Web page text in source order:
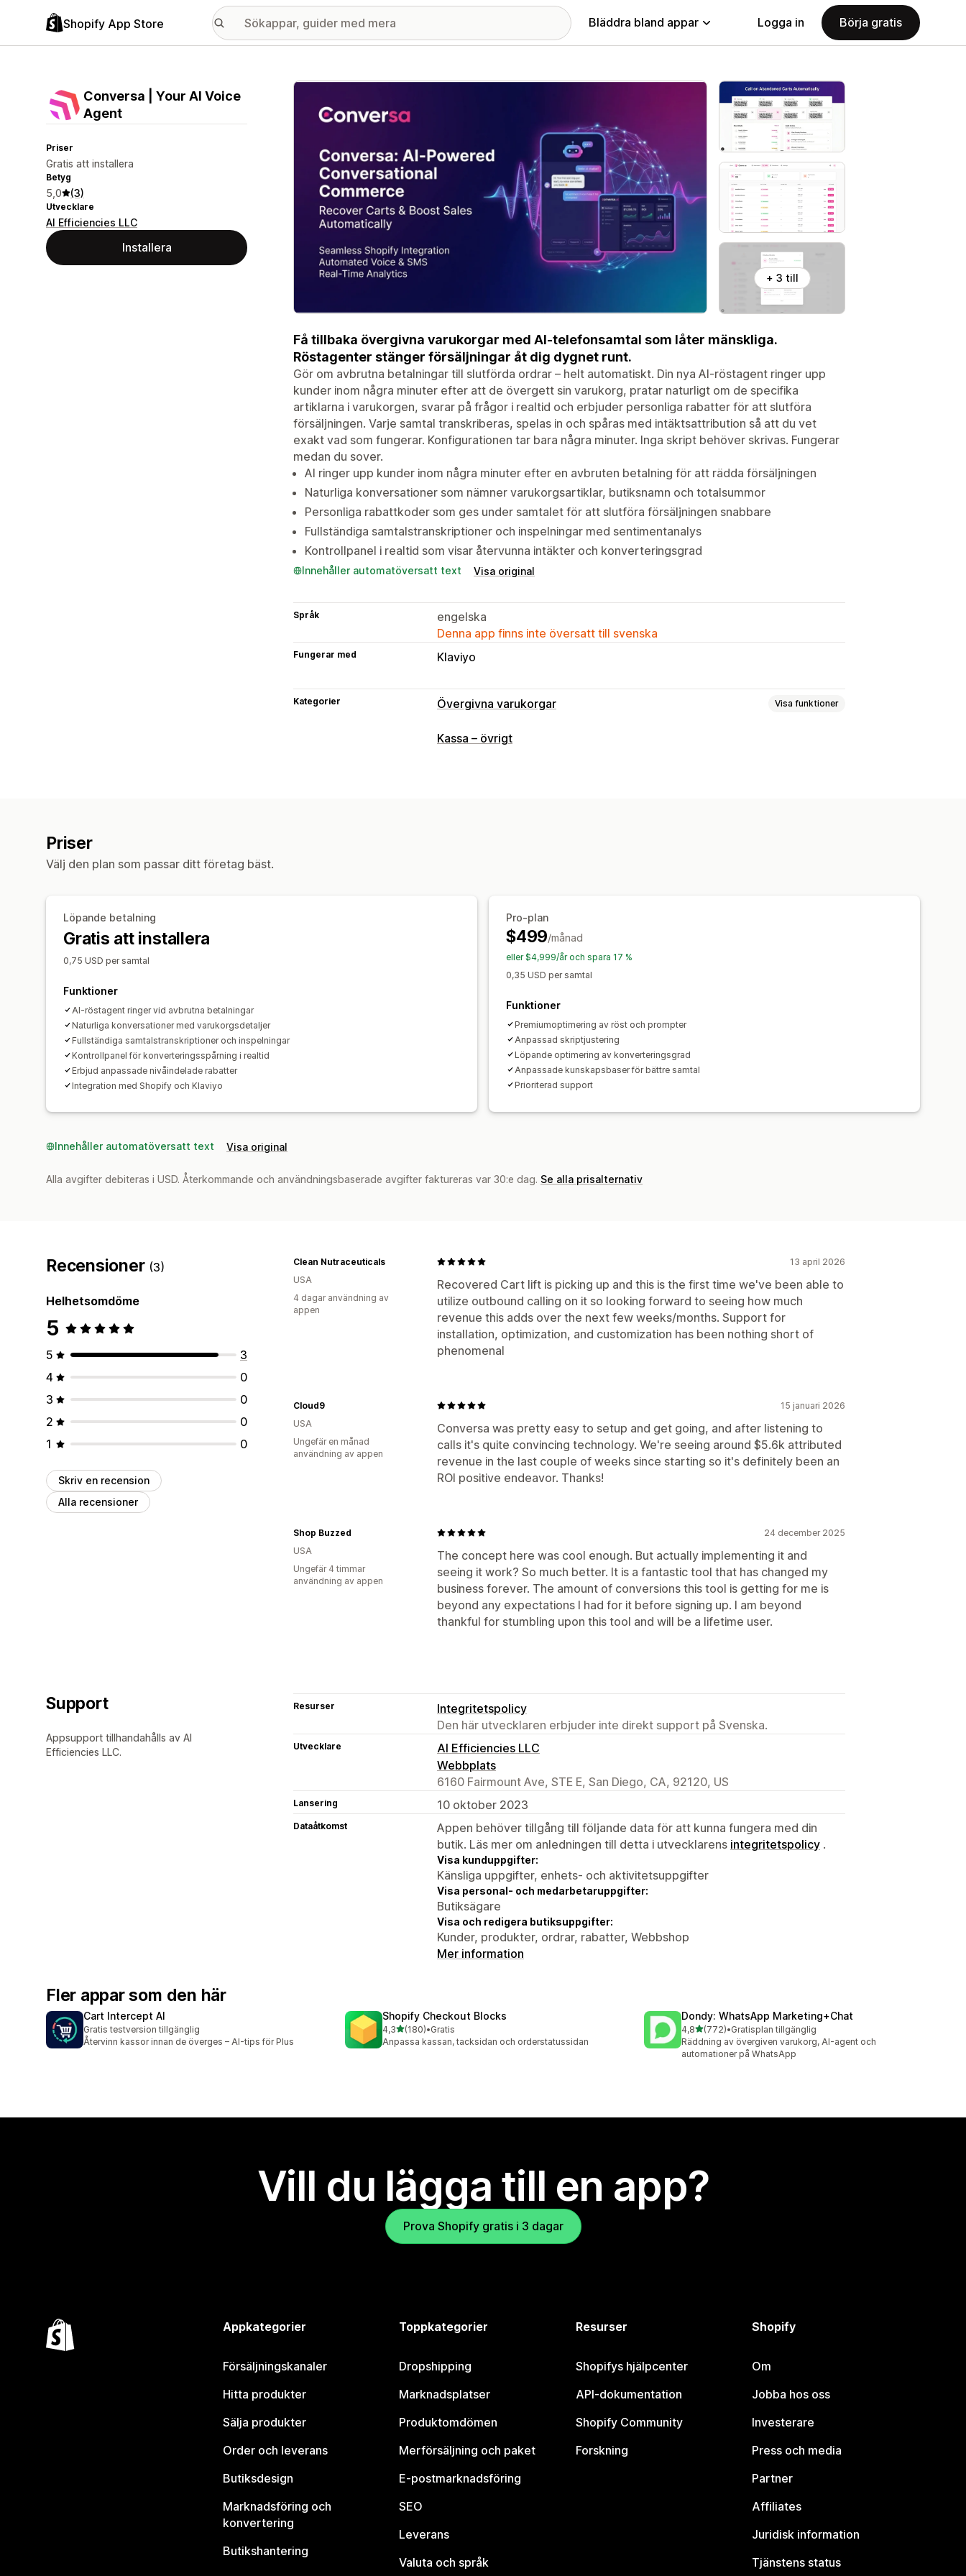
Shopify App Store Bläddra bland appar Logga in Börja gratis
Conversa | Your AI Voice
Agent
Priser
Gratis att installera
Betyg
5,0 (3)
Utvecklare
AI Efficiencies LLC
Installera
Galleri med utvalda bilder
+ 3 till
Få tillbaka övergivna varukorgar med AI-telefonsamtal som låter mänskliga.
Röstagenter stänger försäljningar åt dig dygnet runt.
Gör om avbrutna betalningar till slutförda ordrar – helt automatiskt. Din nya AI-röstagent ringer upp
kunder inom några minuter efter att de övergett sin varukorg, pratar naturligt om de specifika
artiklarna i varukorgen, svarar på frågor i realtid och erbjuder personliga rabatter för att slutföra
försäljningen. Varje samtal transkriberas, spelas in och spåras med intäktsattribution så att du vet
exakt vad som fungerar. Konfigurationen tar bara några minuter. Inga skript behöver skrivas. Fungerar
medan du sover.
AI ringer upp kunder inom några minuter efter en avbruten betalning för att rädda försäljningen
Naturliga konversationer som nämner varukorgsartiklar, butiksnamn och totalsummor
Personliga rabattkoder som ges under samtalet för att slutföra försäljningen snabbare
Fullständiga samtalstranskriptioner och inspelningar med sentimentanalys
Kontrollpanel i realtid som visar återvunna intäkter och konverteringsgrad
Innehåller automatöversatt text Visa original
Språk
engelska
Denna app finns inte översatt till svenska
Fungerar med Klaviyo
Kategorier Övergivna varukorgar Visa funktioner
Återställning av varukorg
Kassa – övrigt
Priser
Välj den plan som passar ditt företag bäst.
Löpande betalning
Gratis att installera
0,75 USD per samtal
Funktioner
AI-röstagent ringer vid avbrutna betalningar
Naturliga konversationer med varukorgsdetaljer
Fullständiga samtalstranskriptioner och inspelningar
Kontrollpanel för konverteringsspårning i realtid
Erbjud anpassade nivåindelade rabatter
Integration med Shopify och Klaviyo
Pro-plan
$499/månad
eller $4,999/år och spara 17 %
0,35 USD per samtal
Funktioner
Premiumoptimering av röst och prompter
Anpassad skriptjustering
Löpande optimering av konverteringsgrad
Anpassade kunskapsbaser för bättre samtal
Prioriterad support
Innehåller automatöversatt text Visa original
Alla avgifter debiteras i USD. Återkommande och användningsbaserade avgifter faktureras var 30:e dag. Se alla prisalternativ
Recensioner (3)
Helhetsomdöme
5
5
3
4
0
3
0
2
0
1
0
Skriv en recension
Alla recensioner
13 april 2026
Recovered Cart lift is picking up and this is the first time we've been able to
utilize outbound calling on it so looking forward to seeing how much
revenue this adds over the next few weeks/months. Support for
installation, optimization, and customization has been nothing short of
phenomenal
Clean Nutraceuticals
USA
4 dagar användning av
appen
15 januari 2026
Conversa was pretty easy to setup and get going, and after listening to
calls it's quite convincing technology. We're seeing around $5.6k attributed
revenue in the last couple of weeks since starting so it's definitely been an
ROI positive endeavor. Thanks!
Cloud9
USA
Ungefär en månad
användning av appen
24 december 2025
The concept here was cool enough. But actually implementing it and
seeing it work? So much better. It is a fantastic tool that has changed my
business forever. The amount of conversions this tool is getting for me is
beyond any expectations I had for it before signing up. I am beyond
thankful for stumbling upon this tool and will be a lifetime user.
Shop Buzzed
USA
Ungefär 4 timmar
användning av appen
Support
Appsupport tillhandahålls av AI
Efficiencies LLC.
Resurser
Integritetspolicy
Den här utvecklaren erbjuder inte direkt support på Svenska.
Utvecklare
AI Efficiencies LLC
Webbplats
6160 Fairmount Ave, STE E, San Diego, CA, 92120, US
Lansering 10 oktober 2023
Dataåtkomst
Appen behöver tillgång till följande data för att kunna fungera med din
butik. Läs mer om anledningen till detta i utvecklarens integritetspolicy .
Visa kunduppgifter:
Känsliga uppgifter, enhets- och aktivitetsuppgifter
Visa personal- och medarbetaruppgifter:
Butiksägare
Visa och redigera butiksuppgifter:
Kunder, produkter, ordrar, rabatter, Webbshop
Mer information
Fler appar som den här
Cart Intercept AI
Gratis testversion tillgänglig
Återvinn kassor innan de överges – AI-tips för Plus
Shopify Checkout Blocks
4,3av 5 stjärnor
(180)
180 recensioner totalt
•Gratis
Anpassa kassan, tacksidan och orderstatussidan
Dondy: WhatsApp Marketing+Chat
4,8av 5 stjärnor
(772)
772 recensioner totalt
•Gratisplan tillgänglig
Räddning av övergiven varukorg, AI-agent och
automationer på WhatsApp
Vill du lägga till en app?
Prova Shopify gratis i 3 dagar
Appkategorier
Försäljningskanaler
Hitta produkter
Sälja produkter
Order och leverans
Butiksdesign
Marknadsföring och
konvertering
Butikshantering
Toppkategorier
Dropshipping
Marknadsplatser
Produktomdömen
Merförsäljning och paket
E-postmarknadsföring
SEO
Leverans
Valuta och språk
Resurser
Shopifys hjälpcenter
API-dokumentation
Shopify Community
Forskning
Shopify
Om
Jobba hos oss
Investerare
Press och media
Partner
Affiliates
Juridisk information
Tjänstens status